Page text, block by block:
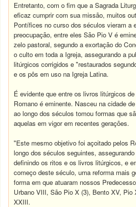
Entretanto, com o fim que a Sagrada
eficaz cumprir com sua missão, muitos
Pontífices no curso dos séculos vieram a
preocupação, entre eles São Pio V é
zelo pastoral, segundo a exortação do
o culto em toda a Igreja, assegurando a
litúrgicos corrigidos e "restaurados
e os pôs em uso na Igreja Latina.
É evidente que entre os livros litúrgicos
Romano é eminente. Nasceu na cidade
ao longo dos séculos tomou formas que
aquelas em vigor em recentes gerações.
"Este mesmo objetivo foi açoitado pelos
longo dos séculos seguintes,
definindo os ritos e os livros litúrgicos, e
começo deste século, uma reforma mais
forma em que atuaram nossos
Urbano VIII, São Pio X (3), Bento XV, Pio
XXIII.